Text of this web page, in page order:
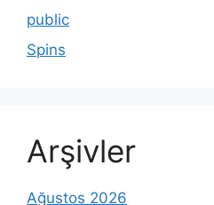
public
Spins
Arşivler
Ağustos 2026